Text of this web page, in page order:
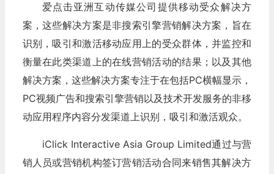
爱点击亚洲互动传媒公司提供移动受众解决方
案，这些解决方案是非搜索引擎营销解决方案，旨在
识别，吸引和激活移动应用上的受众群体，并监控和
衡量在此类渠道上的在线营销活动的结果；以及其他
解决方案，这些解决方案专注于在包括PC横幅显示，
PC视频广告和搜索引擎营销以及技术开发服务的非移
动应用程序内容分发渠道上识别，吸引和激活观众。
iClick Interactive Asia Group Limited通过与营
销人员或营销机构签订营销活动合同来销售其解决方